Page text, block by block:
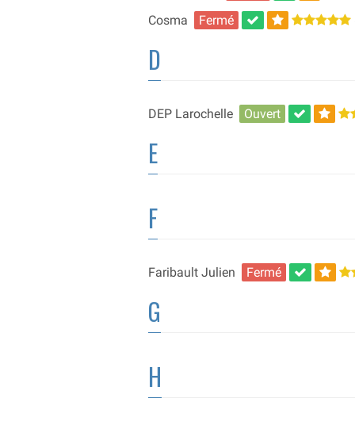
Cosma Fermé
D
DEP Larochelle Ouvert
E
F
Faribault Julien Fermé
G
H